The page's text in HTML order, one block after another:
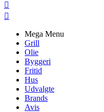


Mega Menu
Grill
Olie
Byggeri
Fritid
Hus
Udvalgte
Brands
Avis